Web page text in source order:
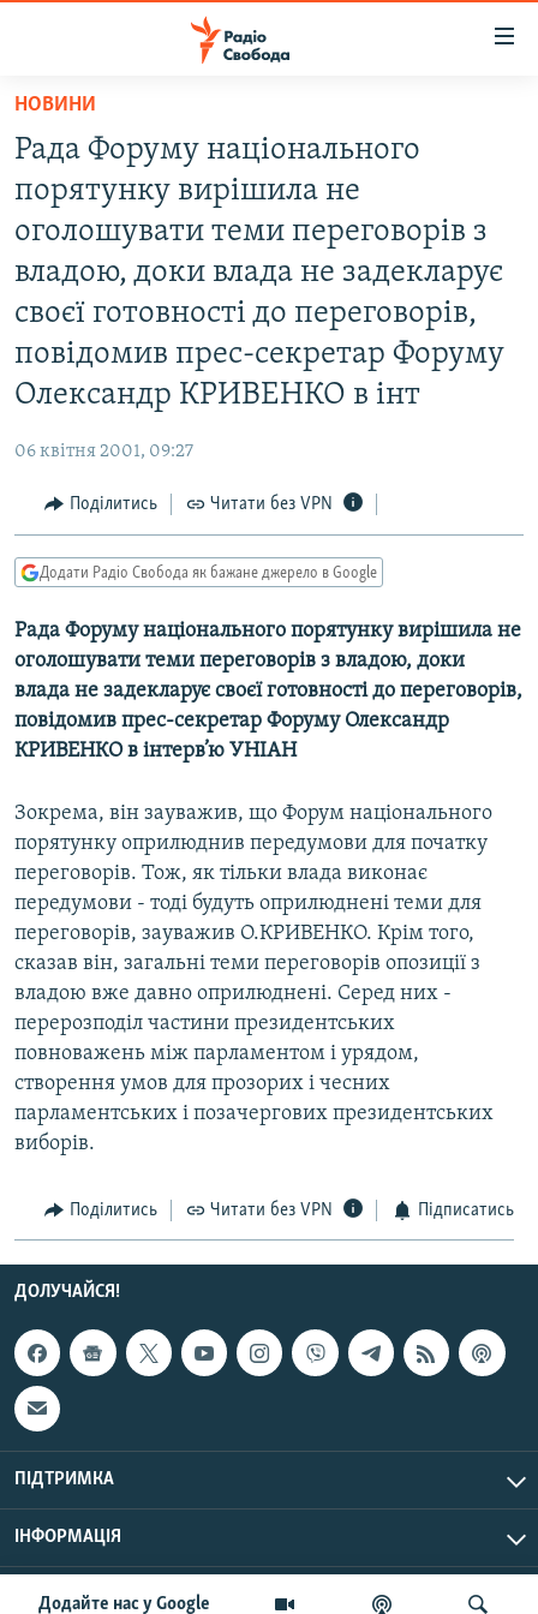
Перейти
основного
матеріалу
Перейти
до
основної
навігації
Перейти
до
пошуку
ВСЕ ЗА ДОБУ
СТАТТІ
ЕКОНОМІКА
СУСПІЛЬСТВО
КУЛЬТУРА
СВІТ
РОСІЙСЬКА «ФІЛЬТРАЦІЯ»
ДОНБАС.РЕАЛІЇ
КРИМ.РЕАЛІЇ
КИТАЙ.ВИКЛИКИ
МУЛЬТИМЕДІА
СПЕЦПРОЄКТИ
ПОДКАСТИ
КРИМ РЕАЛІЇ
УКР
КТАТ
ДОЛУЧАЙСЯ!
Усі сайти RFE/RL
Додайте нас у Google
НОВИНИ
Рада Форуму національного
порятунку вирішила не
оголошувати теми переговорів з
владою, доки влада не задекларує
своєї готовності до переговорів,
повідомив прес-секретар Форуму
Олександр КРИВЕНКО в інт
06 квітня 2001, 09:27
Поділитись Читати без VPN
Додати Радіо Свобода як бажане джерело в Google
Рада Форуму національного порятунку вирішила не
оголошувати теми переговорів з владою, доки
влада не задекларує своєї готовності до переговорів,
повідомив прес-секретар Форуму Олександр
КРИВЕНКО в інтерв’ю УНІАН
Зокрема, він зауважив, що Форум національного
порятунку оприлюднив передумови для початку
переговорів. Тож, як тільки влада виконає
передумови - тоді будуть оприлюднені теми для
переговорів, зауважив О.КРИВЕНКО. Крім того,
сказав він, загальні теми переговорів опозиції з
владою вже давно оприлюднені. Серед них -
перерозподіл частини президентських
повноважень між парламентом і урядом,
створення умов для прозорих і чесних
парламентських і позачергових президентських
виборів.
Поділитись Читати без VPN Підписатись
ДОЛУЧАЙСЯ!
ПІДТРИМКА
ІНФОРМАЦІЯ
© Радіо Свобода, 2026 | Усі права застережено.
UTC+3